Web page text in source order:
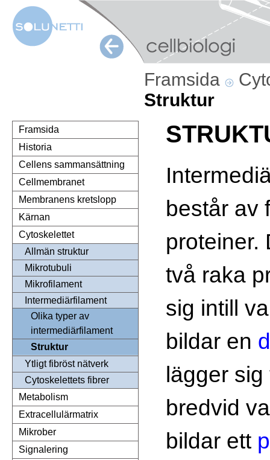
Framsida
Struktur
Framsida
Historia
Cellens sammansättning
Cellmembranet
Membranens kretslopp
Kärnan
Cytoskelettet
Allmän struktur
Mikrotubuli
Mikrofilament
Intermediärfilament
Olika typer av
intermediärfilament
Struktur
Ytligt fibröst nätverk
Cytoskelettets fibrer
Metabolism
Extracellulärmatrix
Mikrober
Signalering
består av
proteiner.
två raka
sig intill
bildar en
lägger
bredvid
bildar ett